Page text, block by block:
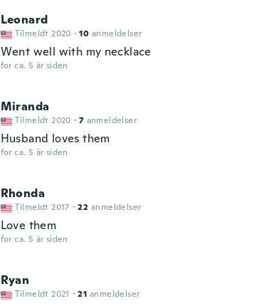
Leonard
Tilmeldt 2020 · 10 anmeldelser
Went well with my necklace
for ca. 5 år siden
Miranda
Tilmeldt 2020 · 7 anmeldelser
Husband loves them
for ca. 5 år siden
Rhonda
Tilmeldt 2017 · 22 anmeldelser
Love them
for ca. 5 år siden
Ryan
Tilmeldt 2021 · 21 anmeldelser